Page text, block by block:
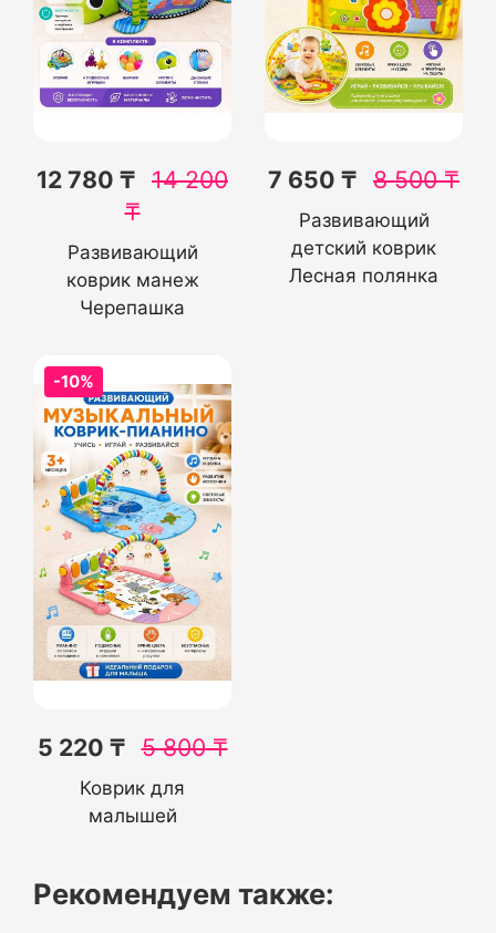
12 780 ₸ 14 200
₸
Развивающий
коврик манеж
Черепашка
7 650 ₸ 8 500₸
Развивающий
детский коврик
Лесная полянка
-10%
5 220 ₸ 5 800₸
Коврик для
малышей
Рекомендуем также: